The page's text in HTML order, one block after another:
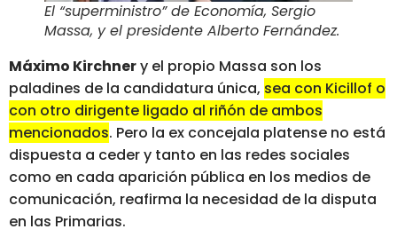
El “superministro” de Economía, Sergio
Massa, y el presidente Alberto Fernández.
Máximo Kirchnery el propio Massa son los
paladines de la candidatura única, sea con Kicillof o
con otro dirigente ligado al riñón de ambos
mencionados. Pero la ex concejala platense no está
dispuesta a ceder y tanto en las redes sociales
como en cada aparición pública en los medios de
comunicación, reafirma la necesidad de la disputa
en las Primarias.